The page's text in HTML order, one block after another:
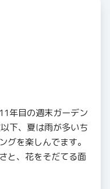
年目の週末ガーデン
下、夏は雨が多いち
グを楽しんでます。
と、花をそだてる面